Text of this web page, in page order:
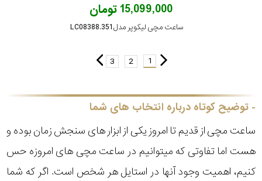
15,099,000 تومان
ساعت مچی لیکوپر مدل LC08388.351
1
2
3
توضیح کوتاه درباره انتخاب های شما
ساعت مچی از قدیم تا امروز یکی از ابزار های سنجش زمان بوده و
هست اما تفاوتی که میتوانیم در ساعت مچی های امروزه حس
کنیم، اهمیت وجود آنها در استایل هر شخص است. اگر که شما